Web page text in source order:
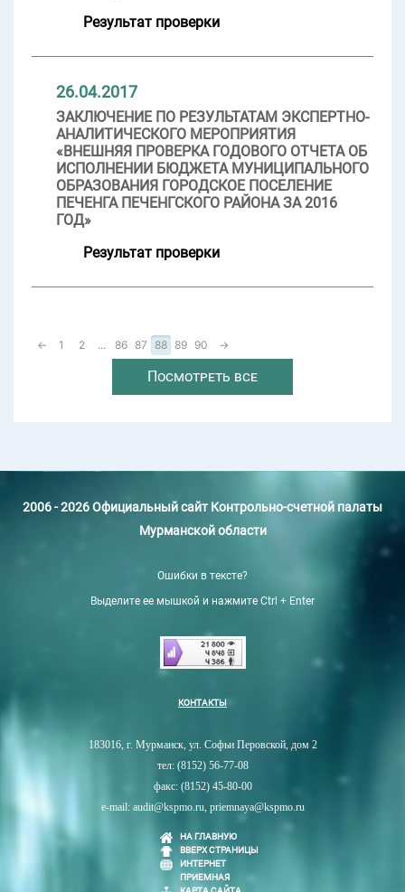
Результат проверки
26.04.2017
ЗАКЛЮЧЕНИЕ ПО РЕЗУЛЬТАТАМ ЭКСПЕРТНО-
АНАЛИТИЧЕСКОГО МЕРОПРИЯТИЯ
«ВНЕШНЯЯ ПРОВЕРКА ГОДОВОГО ОТЧЕТА ОБ
ИСПОЛНЕНИИ БЮДЖЕТА МУНИЦИПАЛЬНОГО
ОБРАЗОВАНИЯ ГОРОДСКОЕ ПОСЕЛЕНИЕ
ПЕЧЕНГА ПЕЧЕНГСКОГО РАЙОНА ЗА 2016
ГОД»
Результат проверки
← 1 2 ... 86 87 88 89 90 →
Посмотреть все
2006 - 2026 Официальный сайт Контрольно-счетной палаты
Мурманской области
Ошибки в тексте?
Выделите ее мышкой и нажмите Ctrl + Enter
КОНТАКТЫ
183016, г. Мурманск, ул. Софьи Перовской, дом 2
тел: (8152) 56-77-08
факс: (8152) 45-80-00
e-mail: audit@kspmo.ru, priemnaya@kspmo.ru
НА ГЛАВНУЮ
ВВЕРХ СТРАНИЦЫ
ИНТЕРНЕТ
ПРИЕМНАЯ